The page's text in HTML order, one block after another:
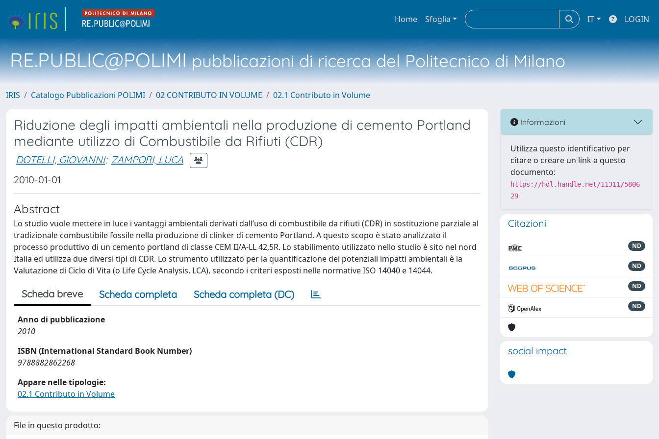
Home Sfoglia IT LOGIN
RE.PUBLIC@POLIMIpubblicazioni di ricerca del Politecnico di Milano
IRIS Catalogo Pubblicazioni POLIMI 02 CONTRIBUTO IN VOLUME 02.1 Contributo in Volume
Riduzione degli impatti ambientali nella produzione di cemento Portland
mediante utilizzo di Combustibile da Rifiuti (CDR)
DOTELLI, GIOVANNI; ZAMPORI, LUCA
2010-01-01
Abstract
Lo studio vuole mettere in luce i vantaggi ambientali derivati dall’uso di combustibile da rifiuti (CDR) in sostituzione parziale al
tradizionale combustibile fossile nella produzione di clinker di cemento Portland. A questo scopo è stato analizzato il
processo produttivo di un cemento portland di classe CEM II/A-LL 42,5R. Lo stabilimento utilizzato nello studio è sito nel nord
Italia ed utilizza due diversi tipi di CDR. Lo strumento utilizzato per la quantificazione dei potenziali impatti ambientali è la
Valutazione di Ciclo di Vita (o Life Cycle Analysis, LCA), secondo i criteri esposti nelle normative ISO 14040 e 14044.
Scheda breve Scheda completa Scheda completa (DC)
Anno di pubblicazione
2010
ISBN (International Standard Book Number)
9788882862268
Appare nelle tipologie:
02.1 Contributo in Volume
File in questo prodotto:
Informazioni
Utilizza questo identificativo per
citare o creare un link a questo
documento:
https://hdl.handle.net/11311/5806
29
Citazioni
ND
ND
ND
ND
social impact